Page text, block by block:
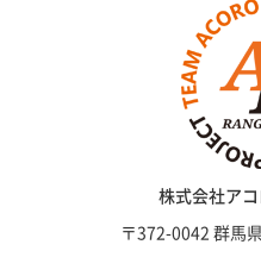
株式会社ア
〒372-0042 群馬